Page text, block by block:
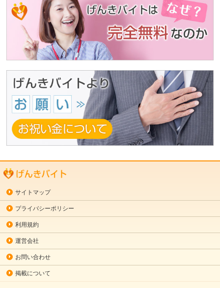
サイトマップ
プライバシーポリシー
利用規約
運営会社
お問い合わせ
掲載について